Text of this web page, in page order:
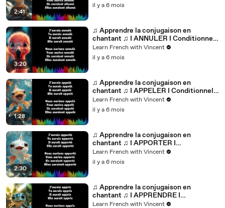
2:41
il y a 6 mois
3:20
♫ Apprendre la conjugaison en
chantant ♫ I ANNULER I Conditionnel
Passé_
Learn French with Vincent
il y a 6 mois
1:28
♫ Apprendre la conjugaison en
chantant ♫ I APPELER I Conditionnel
Passé_
Learn French with Vincent
il y a 6 mois
2:30
♫ Apprendre la conjugaison en
chantant ♫ I APPORTER I
Conditionnel Passé_
Learn French with Vincent
il y a 6 mois
♫ Apprendre la conjugaison en
chantant ♫ I APPRENDRE I
Conditionnel Passé_
Learn French with Vincent